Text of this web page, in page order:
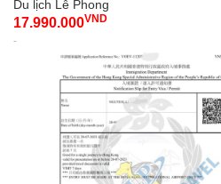
Du lịch Lê Phong
17.990.000VND
-